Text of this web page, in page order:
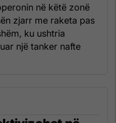
në këtë zonë
zjarr me raketa pas
ku ushtria
një tanker nafte